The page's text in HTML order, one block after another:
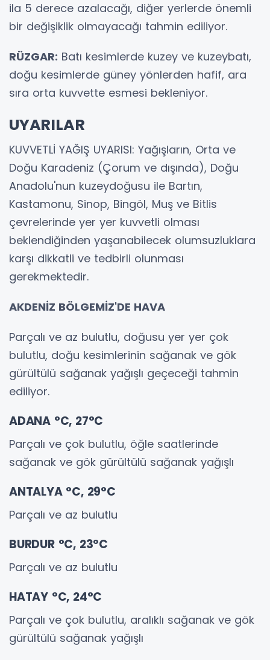
ila 5 derece azalacağı, diğer yerlerde önemli
bir değişiklik olmayacağı tahmin ediliyor.
RÜZGAR: Batı kesimlerde kuzey ve kuzeybatı,
doğu kesimlerde güney yönlerden hafif, ara
sıra orta kuvvette esmesi bekleniyor.
UYARILAR
KUVVETLİ YAĞIŞ UYARISI: Yağışların, Orta ve
Doğu Karadeniz (Çorum ve dışında), Doğu
Anadolu'nun kuzeydoğusu ile Bartın,
Kastamonu, Sinop, Bingöl, Muş ve Bitlis
çevrelerinde yer yer kuvvetli olması
beklendiğinden yaşanabilecek olumsuzluklara
karşı dikkatli ve tedbirli olunması
gerekmektedir.
AKDENİZ BÖLGEMİZ'DE HAVA
Parçalı ve az bulutlu, doğusu yer yer çok
bulutlu, doğu kesimlerinin sağanak ve gök
gürültülü sağanak yağışlı geçeceği tahmin
ediliyor.
ADANA °C, 27°C
Parçalı ve çok bulutlu, öğle saatlerinde
sağanak ve gök gürültülü sağanak yağışlı
ANTALYA °C, 29°C
Parçalı ve az bulutlu
BURDUR °C, 23°C
Parçalı ve az bulutlu
HATAY °C, 24°C
Parçalı ve çok bulutlu, aralıklı sağanak ve gök
gürültülü sağanak yağışlı